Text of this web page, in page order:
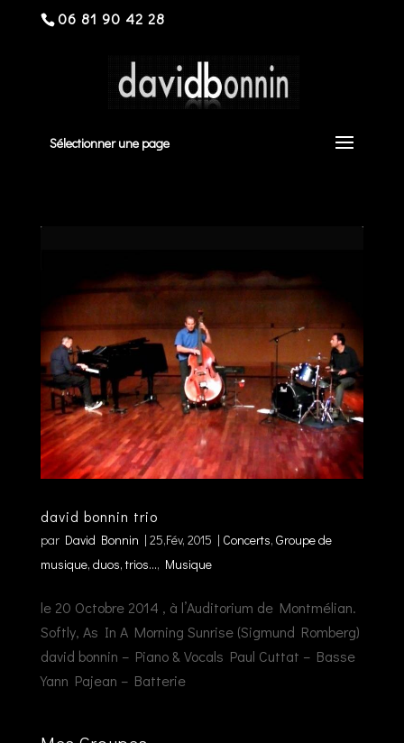
06 81 90 42 28
Sélectionner une page
david bonnin trio
par David Bonnin | 25,Fév, 2015 | Concerts, Groupe de
musique, duos, trios..., Musique
le 20 Octobre 2014 , à l’Auditorium de Montmélian.
Softly, As In A Morning Sunrise (Sigmund Romberg)
david bonnin – Piano & Vocals Paul Cuttat – Basse
Yann Pajean – Batterie